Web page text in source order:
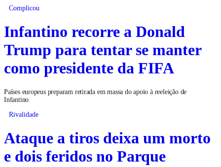
Complicou
Infantino recorre a Donald
Trump para tentar se manter
como presidente da FIFA
Países europeus preparam retirada em massa do apoio à reeleição de
Infantino
Rivalidade
Ataque a tiros deixa um morto
e dois feridos no Parque